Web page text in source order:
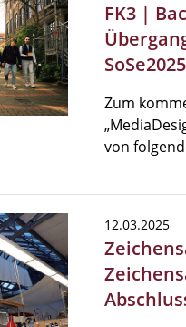
FK3 |
SoSe2025
Zum
von
12.03.2025